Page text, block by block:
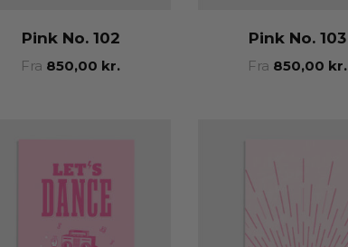
Pink No. 102
Fra 850,00 kr.
Pink No. 103
Fra 850,00 kr.